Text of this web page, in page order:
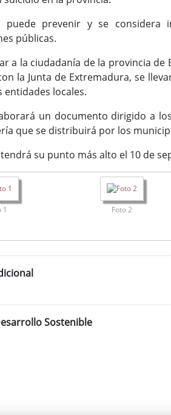
puede prevenir y se considera
públicas.
a la ciudadanía de la provincia
la Junta de Extremadura, se
entidades locales.
un documento dirigido a
que se distribuirá por los
su punto más alto el 10 de
1 Foto 2
Sostenible